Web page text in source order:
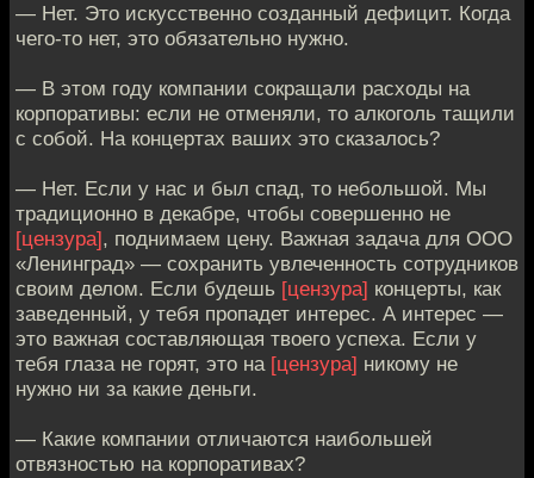
— Нет. Это искусственно созданный дефицит. Когда
чего-то нет, это обязательно нужно.
— В этом году компании сокращали расходы на
корпоративы: если не отменяли, то алкоголь тащили
с собой. На концертах ваших это сказалось?
— Нет. Если у нас и был спад, то небольшой. Мы
традиционно в декабре, чтобы совершенно не
[цензура], поднимаем цену. Важная задача для ООО
«Ленинград» — сохранить увлеченность сотрудников
своим делом. Если будешь [цензура] концерты, как
заведенный, у тебя пропадет интерес. А интерес —
это важная составляющая твоего успеха. Если у
тебя глаза не горят, это на [цензура] никому не
нужно ни за какие деньги.
— Какие компании отличаются наибольшей
отвязностью на корпоративах?